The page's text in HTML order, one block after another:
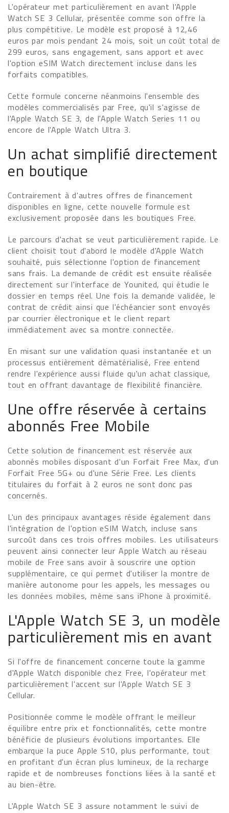
L'opérateur met particulièrement en avant l'Apple
Watch SE 3 Cellular, présentée comme son offre la
plus compétitive. Le modèle est proposé à 12,46
euros par mois pendant 24 mois, soit un coût total de
299 euros, sans engagement, sans apport et avec
l'option eSIM Watch directement incluse dans les
forfaits compatibles.
Cette formule concerne néanmoins l'ensemble des
modèles commercialisés par Free, qu'il s'agisse de
l'Apple Watch SE 3, de l'Apple Watch Series 11 ou
encore de l'Apple Watch Ultra 3.
Un achat simplifié directement
en boutique
Contrairement à d'autres offres de financement
disponibles en ligne, cette nouvelle formule est
exclusivement proposée dans les boutiques Free.
Le parcours d'achat se veut particulièrement rapide. Le
client choisit tout d'abord le modèle d'Apple Watch
souhaité, puis sélectionne l'option de financement
sans frais. La demande de crédit est ensuite réalisée
directement sur l'interface de Younited, qui étudie le
dossier en temps réel. Une fois la demande validée, le
contrat de crédit ainsi que l'échéancier sont envoyés
par courrier électronique et le client repart
immédiatement avec sa montre connectée.
En misant sur une validation quasi instantanée et un
processus entièrement dématérialisé, Free entend
rendre l'expérience aussi fluide qu'un achat classique,
tout en offrant davantage de flexibilité financière.
Une offre réservée à certains
abonnés Free Mobile
Cette solution de financement est réservée aux
abonnés mobiles disposant d'un Forfait Free Max, d'un
Forfait Free 5G+ ou d'une Série Free. Les clients
titulaires du forfait à 2 euros ne sont donc pas
concernés.
L'un des principaux avantages réside également dans
l'intégration de l'option eSIM Watch, incluse sans
surcoût dans ces trois offres mobiles. Les utilisateurs
peuvent ainsi connecter leur Apple Watch au réseau
mobile de Free sans avoir à souscrire une option
supplémentaire, ce qui permet d'utiliser la montre de
manière autonome pour les appels, les messages ou
les données mobiles, même sans iPhone à proximité.
L'Apple Watch SE 3, un modèle
particulièrement mis en avant
Si l'offre de financement concerne toute la gamme
d'Apple Watch disponible chez Free, l'opérateur met
particulièrement l'accent sur l'Apple Watch SE 3
Cellular.
Positionnée comme le modèle offrant le meilleur
équilibre entre prix et fonctionnalités, cette montre
bénéficie de plusieurs évolutions importantes. Elle
embarque la puce Apple S10, plus performante, tout
en profitant d'un écran plus lumineux, de la recharge
rapide et de nombreuses fonctions liées à la santé et
au bien-être.
L'Apple Watch SE 3 assure notamment le suivi de